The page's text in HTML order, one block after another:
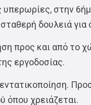
στην
δουλειά για
προς και από το
εργοδοσίας.
όπου χρειάζεται.